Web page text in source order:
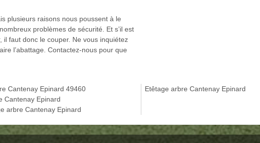
plusieurs raisons nous poussent à le
problèmes de sécurité. Et s’il est
faut donc le couper. Ne vous inquiétez
l’abattage. Contactez-nous pour que
Cantenay Epinard 49460
Cantenay Epinard
arbre Cantenay Epinard
Etêtage arbre Cantenay Epinard